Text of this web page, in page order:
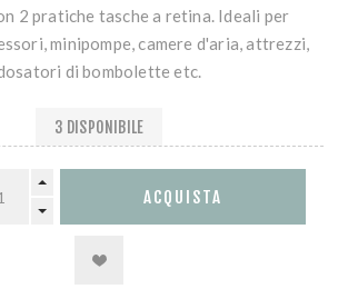
2 pratiche tasche a retina. Ideali per
minipompe, camere d'aria, attrezzi,
di bombolette etc.
3 DISPONIBILE